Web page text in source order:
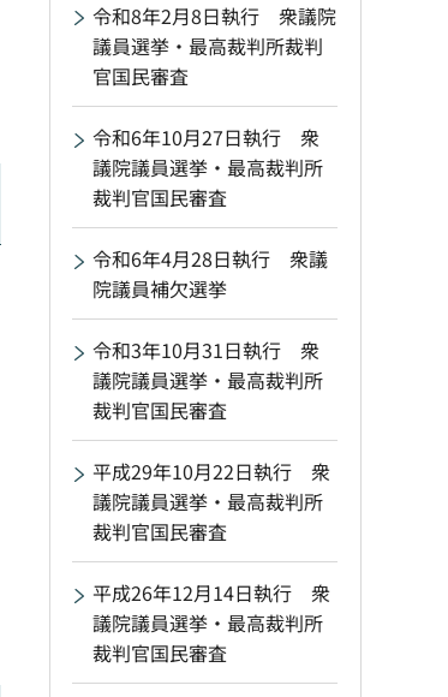
令和8年2月8日執行 衆議院
議員選挙・最高裁判所裁判
官国民審査
令和6年10月27日執行 衆
議院議員選挙・最高裁判所
裁判官国民審査
令和6年4月28日執行 衆議
院議員補欠選挙
令和3年10月31日執行 衆
議院議員選挙・最高裁判所
裁判官国民審査
平成29年10月22日執行 衆
議院議員選挙・最高裁判所
裁判官国民審査
平成26年12月14日執行 衆
議院議員選挙・最高裁判所
裁判官国民審査